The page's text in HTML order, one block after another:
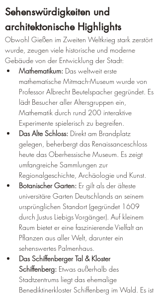
Sehenswürdigkeiten und
architektonische Highlights
Obwohl Gießen im Zweiten Weltkrieg stark zerstört
wurde, zeugen viele historische und moderne
Gebäude von der Entwicklung der Stadt:
Mathematikum: Das weltweit erste
mathematische Mitmach-Museum wurde von
Professor Albrecht Beutelspacher gegründet. Es
lädt Besucher aller Altersgruppen ein,
Mathematik durch rund 200 interaktive
Experimente spielerisch zu begreifen.
Das Alte Schloss: Direkt am Brandplatz
gelegen, beherbergt das Renaissanceschloss
heute das Oberhessische Museum. Es zeigt
umfangreiche Sammlungen zur
Regionalgeschichte, Archäologie und Kunst.
Botanischer Garten: Er gilt als der älteste
universitäre Garten Deutschlands an seinem
ursprünglichen Standort (gegründet 1609
durch Justus Liebigs Vorgänger). Auf kleinem
Raum bietet er eine faszinierende Vielfalt an
Pflanzen aus aller Welt, darunter ein
sehenswertes Palmenhaus.
Das Schiffenberger Tal & Kloster
Schiffenberg: Etwas außerhalb des
Stadtzentrums liegt das ehemalige
Benediktinerkloster Schiffenberg im Wald. Es ist